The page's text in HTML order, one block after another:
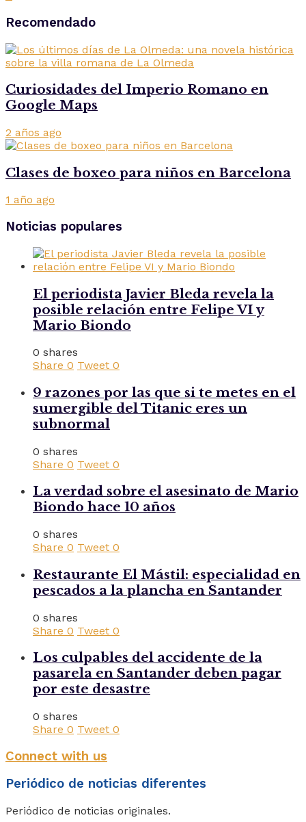
Recomendado
Curiosidades del Imperio Romano en
Google Maps
2 años ago
Clases de boxeo para niños en Barcelona
1 año ago
Noticias populares
El periodista Javier Bleda revela la
posible relación entre Felipe VI y
Mario Biondo
0 shares
Share 0 Tweet 0
9 razones por las que si te metes en el
sumergible del Titanic eres un
subnormal
0 shares
Share 0 Tweet 0
La verdad sobre el asesinato de Mario
Biondo hace 10 años
0 shares
Share 0 Tweet 0
Restaurante El Mástil: especialidad en
pescados a la plancha en Santander
0 shares
Share 0 Tweet 0
Los culpables del accidente de la
pasarela en Santander deben pagar
por este desastre
0 shares
Share 0 Tweet 0
Connect with us
Periódico de noticias diferentes
Periódico de noticias originales.